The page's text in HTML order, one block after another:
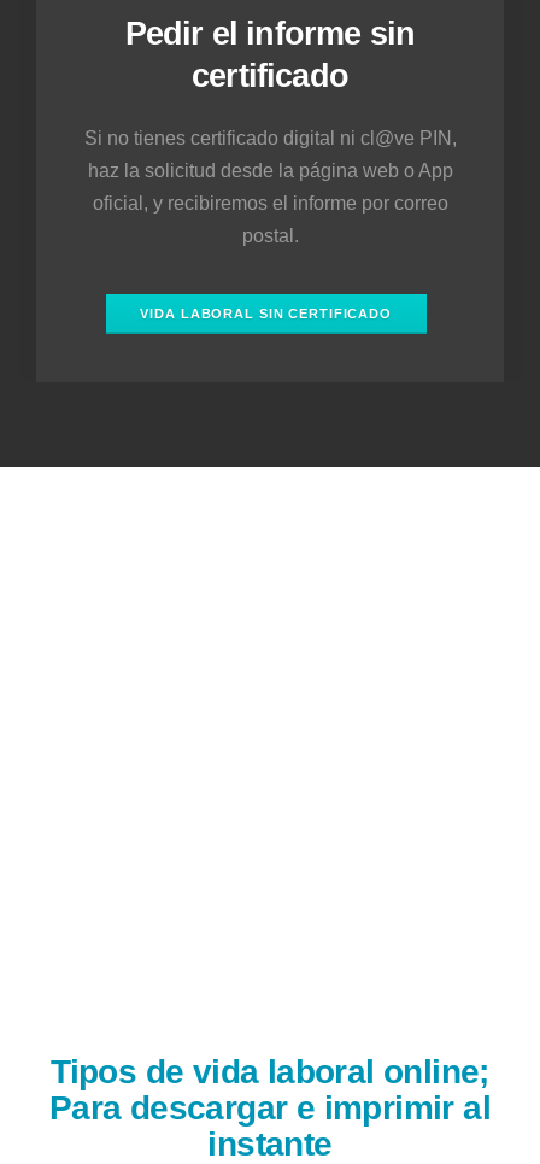
Pedir el informe sin
certificado
Si no tienes certificado digital ni cl@ve PIN,
haz la solicitud desde la página web o App
oficial, y recibiremos el informe por correo
postal.
VIDA LABORAL SIN CERTIFICADO
Tipos de vida laboral online;
Para descargar e imprimir al
instante